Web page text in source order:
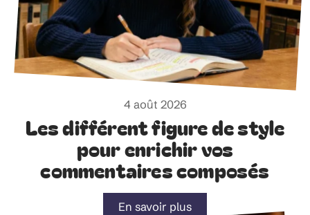
4 août 2026
Les différent figure de style
pour enrichir vos
commentaires composés
En savoir plus